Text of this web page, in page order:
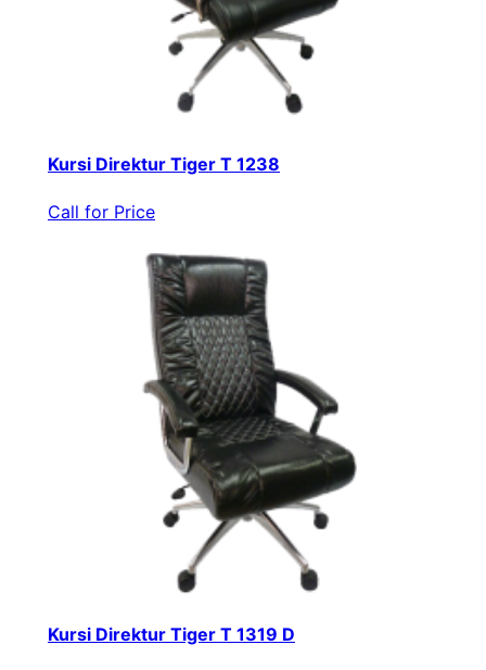
Kursi Direktur Tiger T 1238
Call for Price
Kursi Direktur Tiger T 1319 D